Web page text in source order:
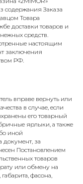
содержания Заказа
Товара
доставки товаров и
средств.
настоящим
заключения
РФ.
вправе вернуть или
в случае, если
его товарный
ярлыки, а также
иной
документ, за
Постановлением
товаров
или обмену на
фасона,